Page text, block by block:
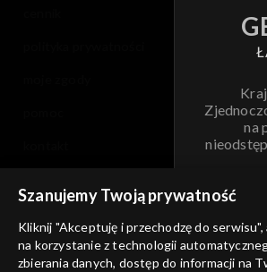
na
informacje o dostawcy usług
Szanujemy Twoją prywatność
Kliknij "Akceptuję i przechodzę do serwisu",
na korzystanie z technologii
zbierania danych, dostęp do informacji na